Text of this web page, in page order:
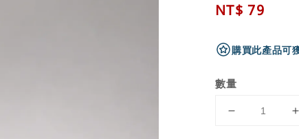
Regular
NT$ 79
購買此產品可
數量